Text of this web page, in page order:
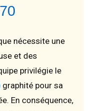
nécessite une
et des
privilégie le
graphité pour sa
En conséquence,